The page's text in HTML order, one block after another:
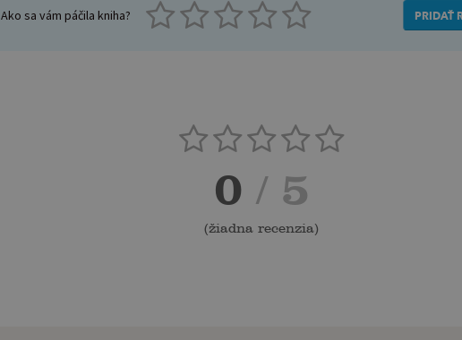
Ako sa vám páčila kniha? PRIDAŤ
0 / 5
(žiadna recenzia)